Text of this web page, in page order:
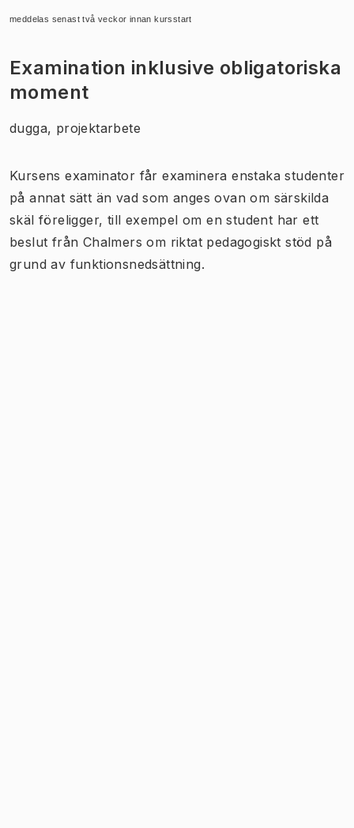
meddelas senast två veckor innan kursstart
Examination inklusive obligatoriska
moment
dugga, projektarbete
Kursens examinator får examinera enstaka studenter
på annat sätt än vad som anges ovan om särskilda
skäl föreligger, till exempel om en student har ett
beslut från Chalmers om riktat pedagogiskt stöd på
grund av funktionsnedsättning.